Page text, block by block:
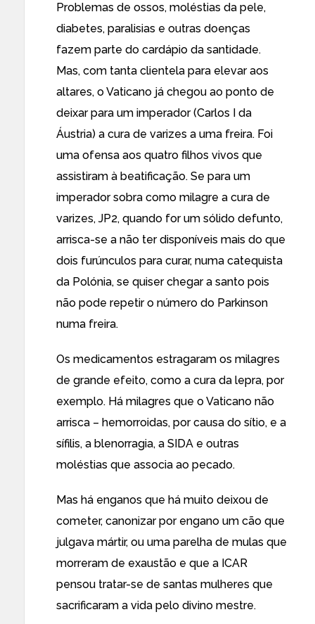
Problemas de ossos, moléstias da pele,
diabetes, paralisias e outras doenças
fazem parte do cardápio da santidade.
Mas, com tanta clientela para elevar aos
altares, o Vaticano já chegou ao ponto de
deixar para um imperador (Carlos I da
Áustria) a cura de varizes a uma freira. Foi
uma ofensa aos quatro filhos vivos que
assistiram à beatificação. Se para um
imperador sobra como milagre a cura de
varizes, JP2, quando for um sólido defunto,
arrisca-se a não ter disponíveis mais do que
dois furúnculos para curar, numa catequista
da Polónia, se quiser chegar a santo pois
não pode repetir o número do Parkinson
numa freira.
Os medicamentos estragaram os milagres
de grande efeito, como a cura da lepra, por
exemplo. Há milagres que o Vaticano não
arrisca – hemorroidas, por causa do sítio, e a
sífilis, a blenorragia, a SIDA e outras
moléstias que associa ao pecado.
Mas há enganos que há muito deixou de
cometer, canonizar por engano um cão que
julgava mártir, ou uma parelha de mulas que
morreram de exaustão e que a ICAR
pensou tratar-se de santas mulheres que
sacrificaram a vida pelo divino mestre.